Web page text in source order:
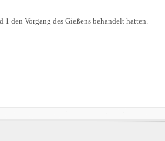
den Vorgang des Gießens behandelt hatten.